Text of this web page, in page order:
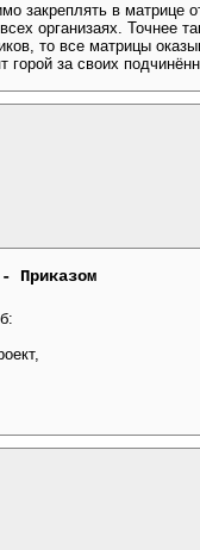
закреплять в
организаях.
то все матрицы
горой за своих
- Приказом